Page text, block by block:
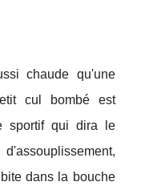
chaude qu'une
cul bombé est
sportif qui dira le
dans la bouche